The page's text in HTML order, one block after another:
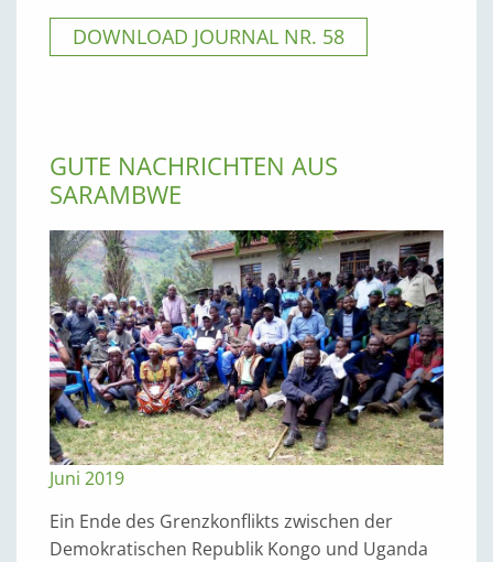
DOWNLOAD JOURNAL NR. 58
GUTE NACHRICHTEN AUS
SARAMBWE
Juni 2019
Ein Ende des Grenzkonflikts zwischen der
Demokratischen Republik Kongo und Uganda